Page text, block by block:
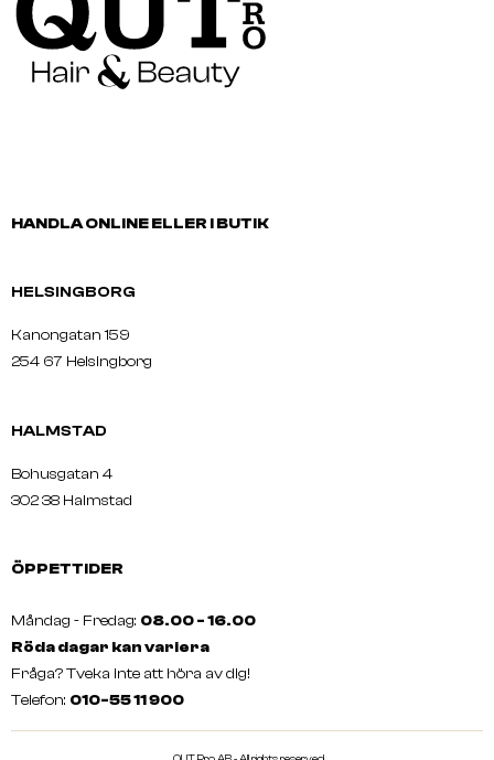
HANDLA ONLINE ELLER I BUTIK
HELSINGBORG
Kanongatan 159
254 67 Helsingborg
HALMSTAD
Bohusgatan 4
302 38 Halmstad
ÖPPETTIDER
Måndag - Fredag: 08.00 - 16.00
Röda dagar kan variera
Fråga? Tveka inte att höra av dig!
Telefon: 010-55 11 900